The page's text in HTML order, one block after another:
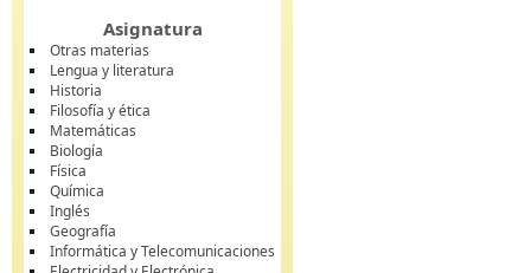
Asignatura
Otras materias
Lengua y literatura
Historia
Filosofía y ética
Matemáticas
Biología
Física
Química
Inglés
Geografía
Informática y Telecomunicaciones